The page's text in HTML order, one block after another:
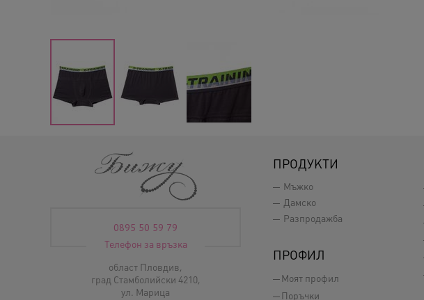
0895 50 59 79
Телефон за връзка
област Пловдив,
град Стамболийски 4210,
ул. Марица
ПРОДУКТИ
Мъжко
Дамско
Разпродажба
ПРОФИЛ
Моят профил
Поръчки